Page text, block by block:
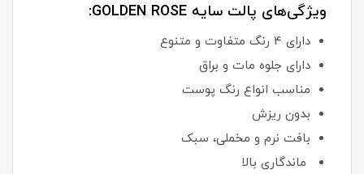
ویژگی‌های پالت سایه GOLDEN ROSE:
دارای 4 رنگ متفاوت و متنوع
دارای جلوه مات و براق
مناسب انواع رنگ پوست
بدون ریزش
بافت نرم و مخملی، سبک
ماندگاری بالا